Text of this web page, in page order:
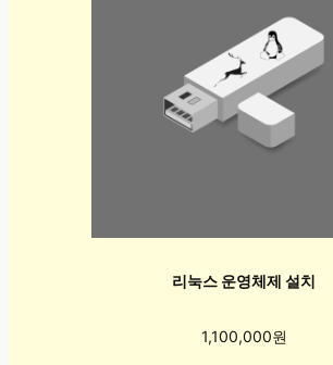
리눅스 운영체제 설치
1,100,000원